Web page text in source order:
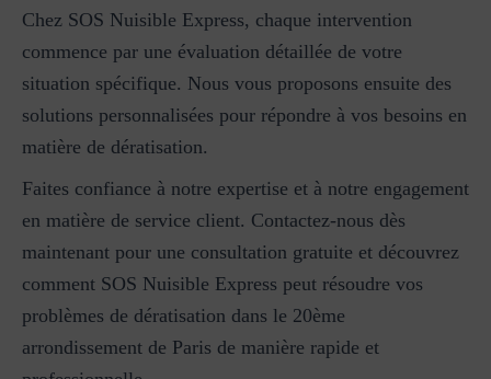
Chez SOS Nuisible Express, chaque intervention
commence par une évaluation détaillée de votre
situation spécifique. Nous vous proposons ensuite des
solutions personnalisées pour répondre à vos besoins en
matière de dératisation.
Faites confiance à notre expertise et à notre engagement
en matière de service client. Contactez-nous dès
maintenant pour une consultation gratuite et découvrez
comment SOS Nuisible Express peut résoudre vos
problèmes de dératisation dans le 20ème
arrondissement de Paris de manière rapide et